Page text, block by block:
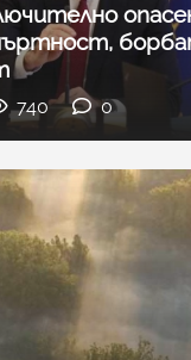
740 0